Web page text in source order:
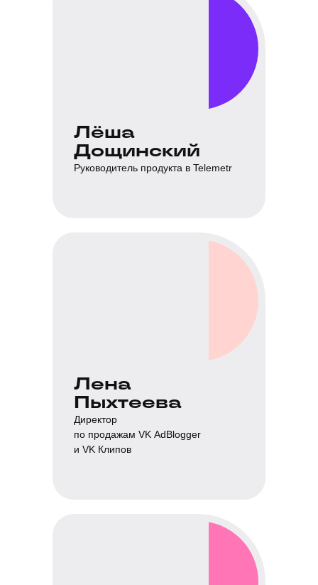
Лёша
Дощинский
Руководитель продукта в Telemetr
Лена
Пыхтеева
Директор
по продажам VK AdBlogger
и VK Клипов